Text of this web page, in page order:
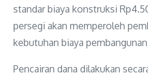
standar biaya konstruksi
persegi akan memperoleh
kebutuhan biaya
Pencairan dana dilakukan